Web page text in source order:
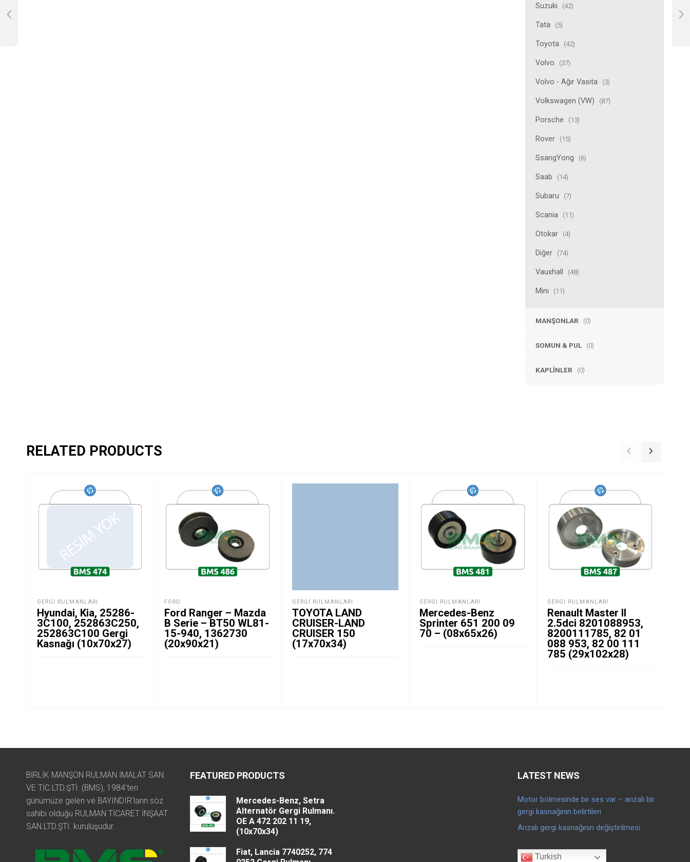
Suzuki (42)
Tata (5)
Toyota (42)
Volvo (37)
Volvo - Ağır Vasıta (3)
Volkswagen (VW) (87)
Porsche (13)
Rover (15)
SsangYong (6)
Saab (14)
Subaru (7)
Scania (11)
Otokar (4)
Diğer (74)
Vauxhall (48)
Mini (11)
MANŞONLAR (0)
SOMUN & PUL (0)
KAPLINLER (0)
RELATED PRODUCTS
GERGI RULMANLARI
Hyundai, Kia, 25286-
3C100, 252863C250,
252863C100 Gergi
Kasnağı (10x70x27)
FORD
Ford Ranger – Mazda
B Serie – BT50 WL81-
15-940, 1362730
(20x90x21)
GERGI RULMANLARI
TOYOTA LAND
CRUISER-LAND
CRUISER 150
(17x70x34)
GERGI RULMANLARI
Mercedes-Benz
Sprinter 651 200 09
70 – (08x65x26)
GERGI RULMANLARI
Renault Master II
2.5dci 8201088953,
8200111785, 82 01
088 953, 82 00 111
785 (29x102x28)
BİRLİK MANŞON RULMAN İMALAT SAN.
VE TİC.LTD.ŞTİ. (BMS), 1984'ten
günümüze gelen ve BAYINDIR'ların söz
sahibi olduğu RULMAN TİCARET İNŞAAT
SAN.LTD.ŞTİ. kuruluşudur.
FEATURED PRODUCTS
Mercedes-Benz, Setra
Alternatör Gergi Rulmanı.
OE A 472 202 11 19,
(10x70x34)
Fiat, Lancia 7740252, 774
LATEST NEWS
Motor bölmesinde bir ses var – arızalı bir
gergi kasnağının belirtileri
Arızalı gergi kasnağının değiştirilmesi
Turkish